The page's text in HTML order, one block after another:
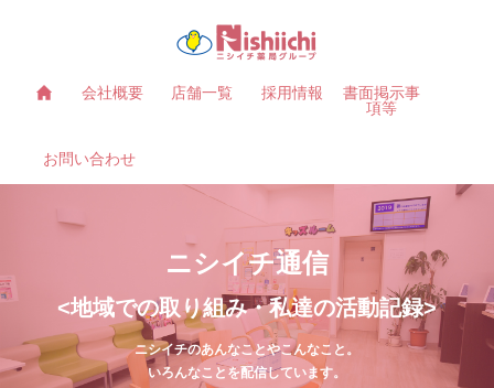
会社概要 店舗一覧 採用情報
書面掲示事
項等
お問い合わせ
ニシイチ通信
<地域での取り組み・私達の活動記録>
ニシイチのあんなことやこんなこと。
いろんなことを配信しています。